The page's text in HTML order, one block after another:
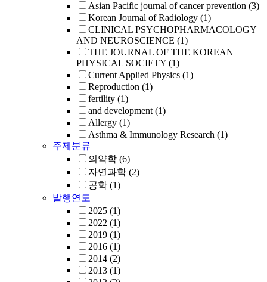
Asian Pacific journal of cancer prevention (3)
Korean Journal of Radiology (1)
CLINICAL PSYCHOPHARMACOLOGY
AND NEUROSCIENCE (1)
THE JOURNAL OF THE KOREAN
PHYSICAL SOCIETY (1)
Current Applied Physics (1)
Reproduction (1)
fertility (1)
and development (1)
Allergy (1)
Asthma & Immunology Research (1)
주제분류
의약학 (6)
자연과학 (2)
공학 (1)
발행연도
2025 (1)
2022 (1)
2019 (1)
2016 (1)
2014 (2)
2013 (1)